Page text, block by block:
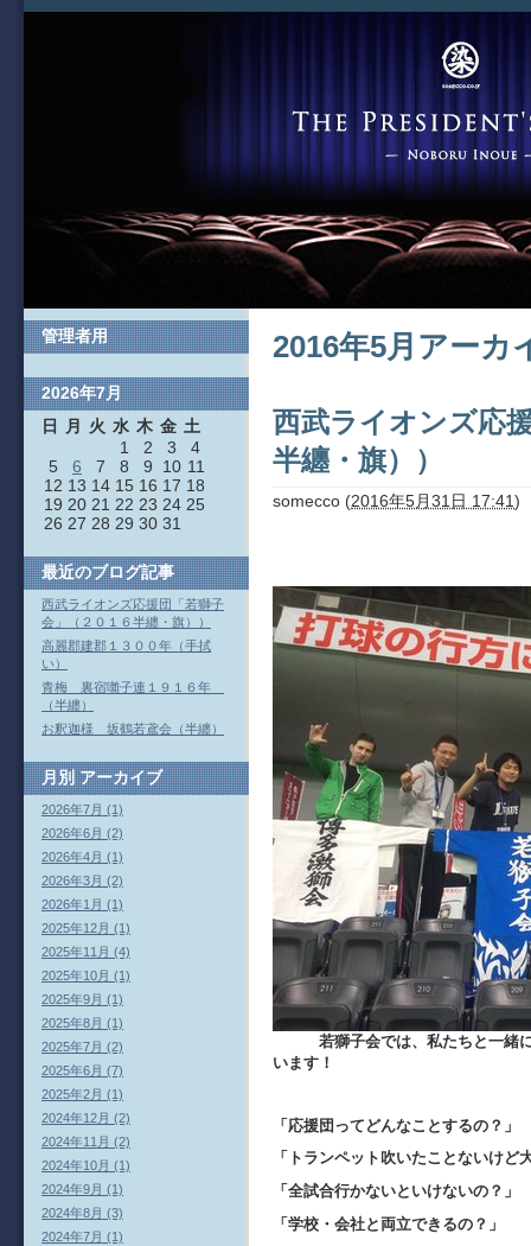
2016年5月アーカ
西武ライオンズ応
半纏・旗））
somecco (2016年5月31日 17:41)
若獅子会では、私たちと一緒
います！
「応援団ってどんなことするの？」
「トランペット吹いたことないけど
「全試合行かないといけないの？」
「学校・会社と両立できるの？」
管理者用
2026年7月
日
月 火 水 木 金 土
1
2 3
4
5
6 7 8 9 10 11
12 13 14 15 16 17 18
19 20 21 22 23 24 25
26 27 28 29 30 31
最近のブログ記事
西武ライオンズ応援団「若獅子
会」（２０１６半纏・旗））
高麗郡建郡１３００年（手拭
い）
青梅 裏宿囃子連１９１６年
（半纏）
お釈迦様 坂鶴若鳶会（半纏）
月別アーカイブ
2026年7月 (1)
2026年6月 (2)
2026年4月 (1)
2026年3月 (2)
2026年1月 (1)
2025年12月 (1)
2025年11月 (4)
2025年10月 (1)
2025年9月 (1)
2025年8月 (1)
2025年7月 (2)
2025年6月 (7)
2025年2月 (1)
2024年12月 (2)
2024年11月 (2)
2024年10月 (1)
2024年9月 (1)
2024年8月 (3)
2024年7月 (1)